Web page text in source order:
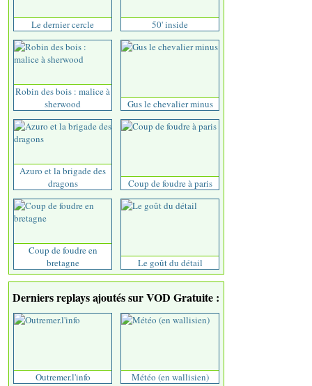
Le dernier cercle 50' inside
Robin des bois : malice à
sherwood
Gus le chevalier minus
Azuro et la brigade des
dragons
Coup de foudre à paris
Coup de foudre en
bretagne
Le goût du détail
Derniers replays ajoutés sur VOD Gratuite :
Outremer.l'info Météo (en wallisien)